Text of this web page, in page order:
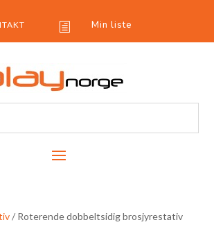
h Min liste
/ Roterende dobbeltsidig brosjyrestativ